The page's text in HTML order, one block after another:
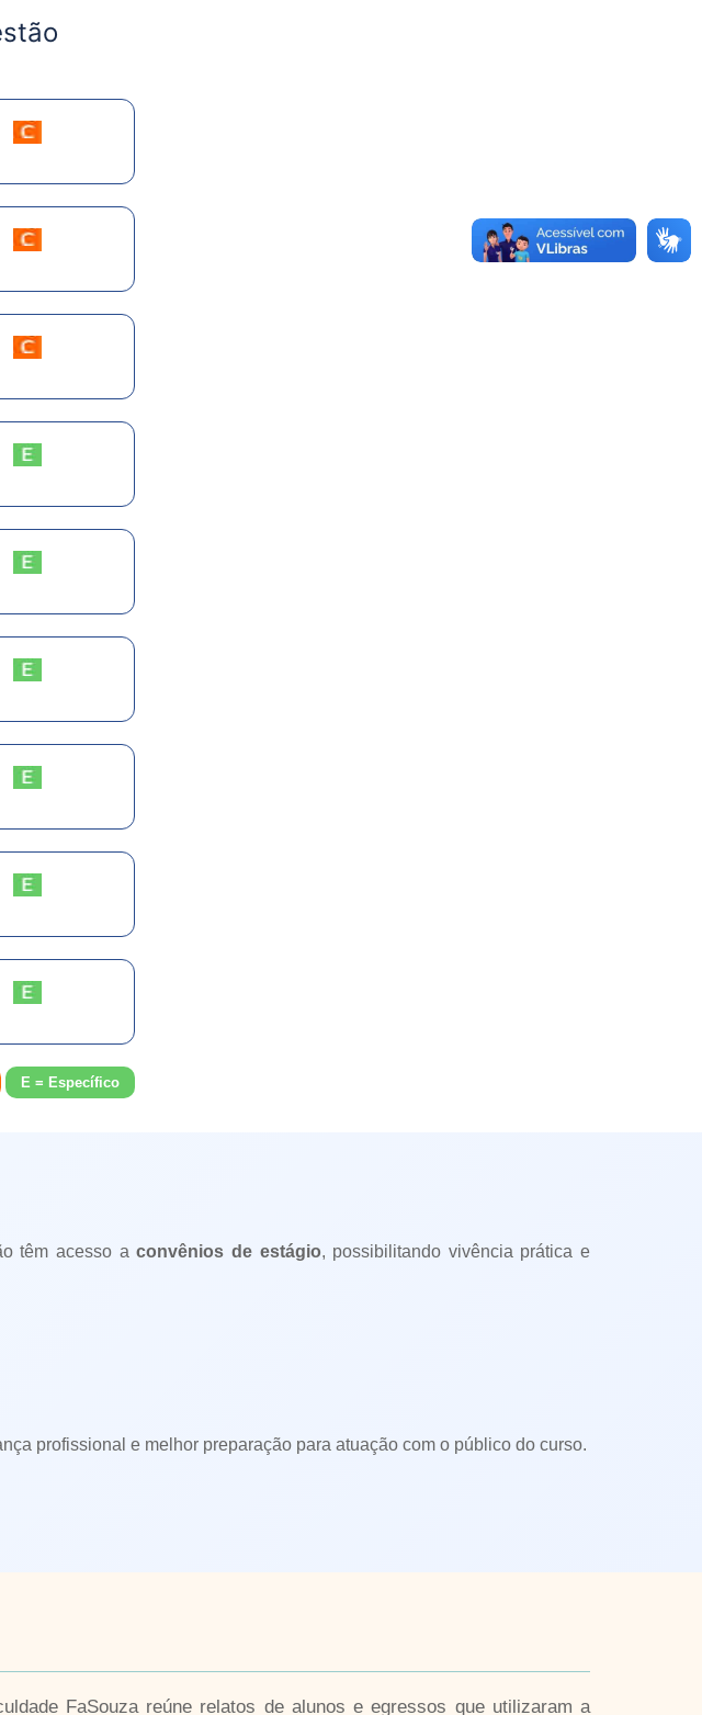
E = Específico
têm acesso aconvênios de estágio, possibilitando vivência prática e
profissional e melhor preparação para atuação com o público do curso.
FaSouza reúne relatos de alunos e egressos que utilizaram a